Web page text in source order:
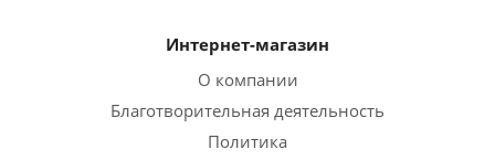
Интернет-магазин
О компании
Благотворительная деятельность
Политика